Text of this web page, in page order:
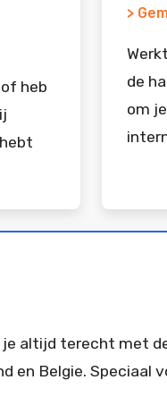
of heb
>
de
om
je altijd terecht met
en Belgie. Speciaal